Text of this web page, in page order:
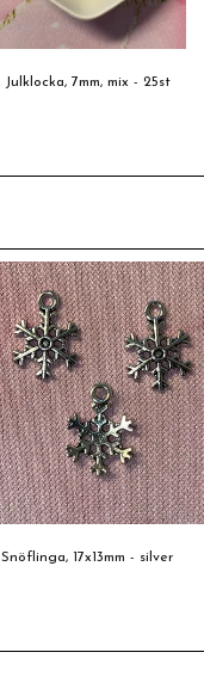
Julklocka, 7mm, mix - 25st
Snöflinga, 17x13mm - silver